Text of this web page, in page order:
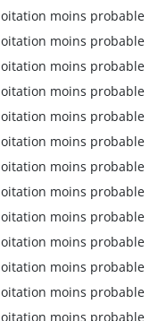
moins probable
moins probable
moins probable
moins probable
moins probable
moins probable
moins probable
moins probable
moins probable
moins probable
moins probable
moins probable
moins probable